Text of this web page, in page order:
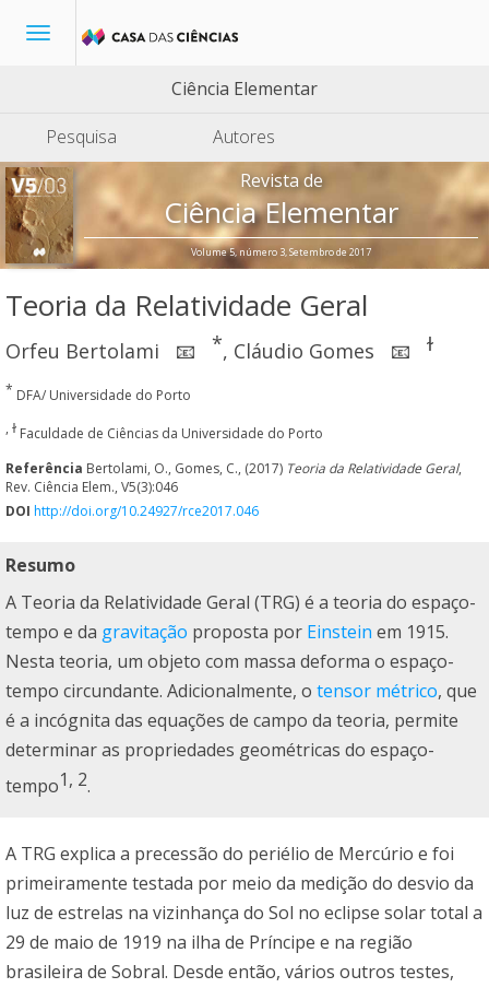
Toggle
Ciência Elementar
Pesquisa
Autores
Revista de
Ciência Elementar
Volume 5, número 3, Setembro de 2017
Teoria da Relatividade Geral
Orfeu Bertolami 📧 *, Cláudio Gomes 📧 ɫ
* DFA/ Universidade do Porto
, ɫ Faculdade de Ciências da Universidade do Porto
Referência Bertolami, O., Gomes, C., (2017) Teoria da Relatividade Geral,
Rev. Ciência Elem., V5(3):046
DOI http://doi.org/10.24927/rce2017.046
Resumo
A Teoria da Relatividade Geral (TRG) é a teoria do espaço-
tempo e da gravitação proposta por Einstein em 1915.
Nesta teoria, um objeto com massa deforma o espaço-
tempo circundante. Adicionalmente, o tensor métrico, que
é a incógnita das equações de campo da teoria, permite
determinar as propriedades geométricas do espaço-
tempo1, 2.
A TRG explica a precessão do periélio de Mercúrio e foi
primeiramente testada por meio da medição do desvio da
luz de estrelas na vizinhança do Sol no eclipse solar total a
29 de maio de 1919 na ilha de Príncipe e na região
brasileira de Sobral. Desde então, vários outros testes,